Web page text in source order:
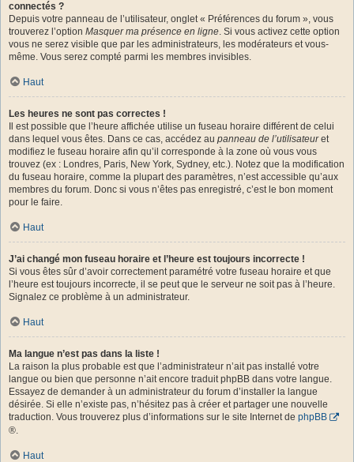
connectés ?
Depuis votre panneau de l’utilisateur, onglet « Préférences du forum », vous
trouverez l’option Masquer ma présence en ligne. Si vous activez cette option
vous ne serez visible que par les administrateurs, les modérateurs et vous-
même. Vous serez compté parmi les membres invisibles.
Haut
Les heures ne sont pas correctes !
Il est possible que l’heure affichée utilise un fuseau horaire différent de celui
dans lequel vous êtes. Dans ce cas, accédez au panneau de l’utilisateuret
modifiez le fuseau horaire afin qu’il corresponde à la zone où vous vous
trouvez (ex : Londres, Paris, New York, Sydney, etc.). Notez que la modification
du fuseau horaire, comme la plupart des paramètres, n’est accessible qu’aux
membres du forum. Donc si vous n’êtes pas enregistré, c’est le bon moment
pour le faire.
Haut
J’ai changé mon fuseau horaire et l’heure est toujours incorrecte !
Si vous êtes sûr d’avoir correctement paramétré votre fuseau horaire et que
l’heure est toujours incorrecte, il se peut que le serveur ne soit pas à l’heure.
Signalez ce problème à un administrateur.
Haut
Ma langue n’est pas dans la liste !
La raison la plus probable est que l’administrateur n’ait pas installé votre
langue ou bien que personne n’ait encore traduit phpBB dans votre langue.
Essayez de demander à un administrateur du forum d’installer la langue
désirée. Si elle n’existe pas, n’hésitez pas à créer et partager une nouvelle
traduction. Vous trouverez plus d’informations sur le site Internet de phpBB
®.
Haut